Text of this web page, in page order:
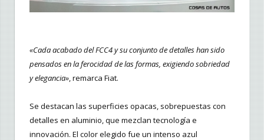
«Cada acabado del FCC4 y su conjunto de detalles han sido
pensados en la ferocidad de las formas, exigiendo sobriedad
y elegancia», remarca Fiat.
Se destacan las superficies opacas, sobrepuestas con
detalles en aluminio, que mezclan tecnología e
innovación. El color elegido fue un intenso azul